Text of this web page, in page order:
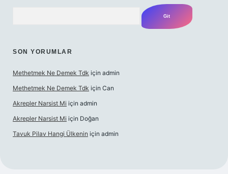
SON YORUMLAR
Methetmek Ne Demek Tdk için admin
Methetmek Ne Demek Tdk için Can
Akrepler Narsist Mi için admin
Akrepler Narsist Mi için Doğan
Tavuk Pilav Hangi Ülkenin için admin